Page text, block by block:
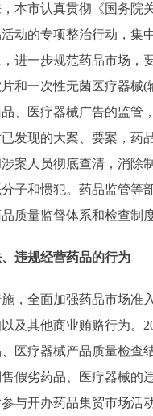
市认真贯彻《国务院关
动的专项整治行动，
进一步规范药品市场，
和一次性无菌医疗器械
、医疗器械广告的监管
发现的大案、要案，药
案人员彻底查清，消除
子和惯犯。药品监管等
质量监督体系和检查制
违规经营药品的行为
全面加强药品市场准入
及其他商业贿赂行为。
医疗器械产品质量检查
假劣药品、医疗器械的
与开办药品集贸市场活